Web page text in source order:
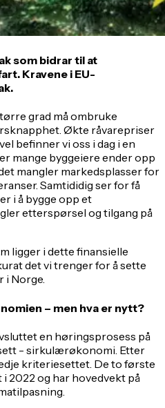
som bidrar til at
Kravene i EU-
grad må ombruke
Økte råvarepriser
befinner vi oss i dag i en
mange byggeiere ender opp
mangler markedsplasser for
Samtididig ser for få
i å bygge opp et
etterspørsel og tilgang på
ligger i dette finansielle
det vi trenger for å sette
i Norge.
– men hva er nytt?
en høringsprosess på
- sirkulærøkonomi. Etter
kriteriesettet. De to første
2022 og har hovedvekt på